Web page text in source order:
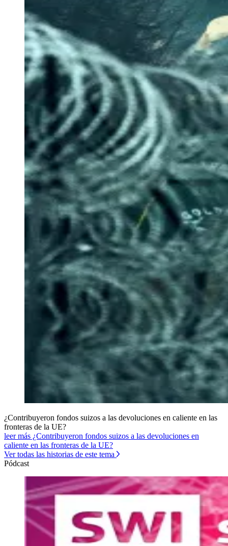
¿Contribuyeron fondos suizos a las devoluciones en caliente en las
fronteras de la UE?
leer más ¿Contribuyeron fondos suizos a las devoluciones en
caliente en las fronteras de la UE?
Ver todas las historias de este tema
Pódcast